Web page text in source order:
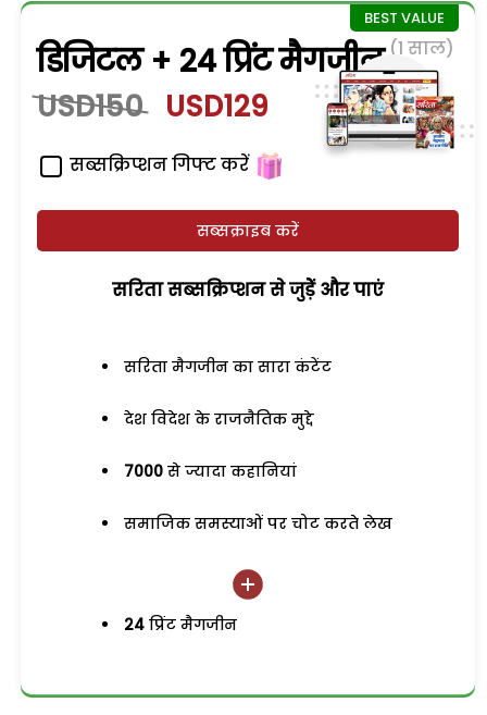
डिजिटल + 24 प्रिंट मैगजीन (1 साल)
USD150 USD129
सब्सक्रिप्शन गिफ्ट करें
सब्सक्राइब करें
सरिता सब्सक्रिप्शन से जुड़ेें और पाएं
सरिता मैगजीन का सारा कंटेंट
देश विदेश के राजनैतिक मुद्दे
7000 से ज्यादा कहानियां
समाजिक समस्याओं पर चोट करते लेख
24 प्रिंट मैगजीन